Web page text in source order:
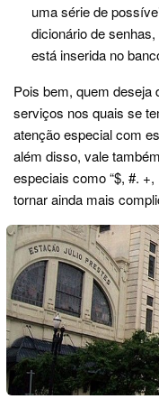
uma série de
dicionário de
está inserida no
Pois bem, quem deseja
serviços nos quais se
atenção especial com
além disso, vale
especiais como “$, #.
tornar ainda mais